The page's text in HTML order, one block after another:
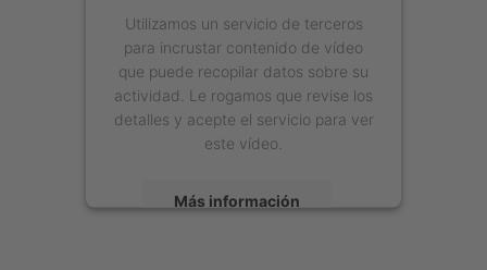
Utilizamos un servicio de terceros
para incrustar contenido de vídeo
que puede recopilar datos sobre su
actividad. Le rogamos que revise los
detalles y acepte el servicio para ver
este vídeo.
Más información